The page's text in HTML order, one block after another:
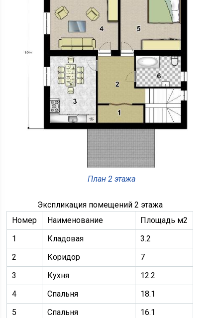
План 2 этажа
Экспликация помещений 2 этажа
Номер
Наименование
Площадь м2
1
Кладовая
3.2
2
Коридор
7
3
Кухня
12.2
4
Спальня
18.1
5
Спальня
16.1